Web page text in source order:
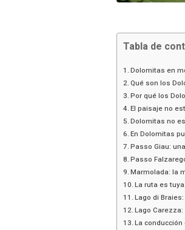
Tabla de
Dolomitas en
Qué son los
Por qué los
El paisaje no
Dolomitas no
En Dolomitas
Passo Giau:
Passo
Marmolada: la
La ruta es
Lago di
Lago
La